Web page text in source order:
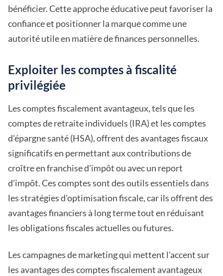
bénéficier. Cette approche éducative peut favoriser la
confiance et positionner la marque comme une
autorité utile en matière de finances personnelles.
Exploiter les comptes à fiscalité
privilégiée
Les comptes fiscalement avantageux, tels que les
comptes de retraite individuels (IRA) et les comptes
d'épargne santé (HSA), offrent des avantages fiscaux
significatifs en permettant aux contributions de
croître en franchise d'impôt ou avec un report
d'impôt. Ces comptes sont des outils essentiels dans
les stratégies d'optimisation fiscale, car ils offrent des
avantages financiers à long terme tout en réduisant
les obligations fiscales actuelles ou futures.
Les campagnes de marketing qui mettent l'accent sur
les avantages des comptes fiscalement avantageux